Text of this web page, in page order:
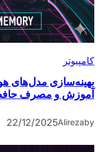
کامپیوتر
بهینه‌سازی مدل‌های
آموزش و مصرف
by
Alireza
22/12/2025